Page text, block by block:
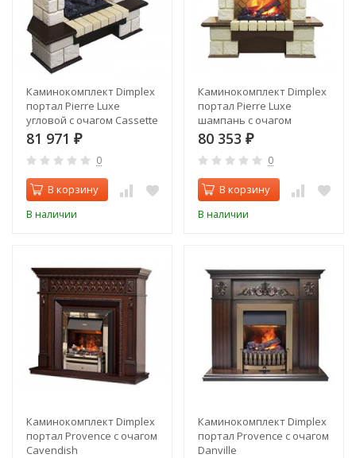
Каминокомплект Dimplex
портал Pierre Luxe
угловой с очагом Cassette
400
81 971 ₽
0
В корзину
В наличии
Каминокомплект Dimplex
портал Pierre Luxe
шампань с очагом
Cassette 400
80 353 ₽
0
В корзину
В наличии
Каминокомплект Dimplex
портал Provence с очагом
Cavendish
Каминокомплект Dimplex
портал Provence с очагом
Danville